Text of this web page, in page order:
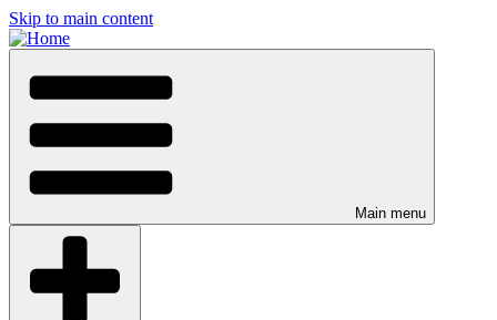
Skip to main content
Main menu